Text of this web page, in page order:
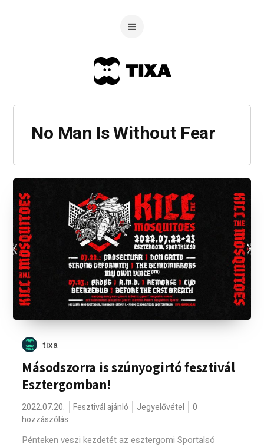
No Man Is Without Fear
tixa
Másodszorra is szúnyogirtó fesztivál
Esztergomban!
2022.07.20. Fesztivál ajánló Jegyelővétel
0
hozzászólás
Pénteken veszi kezdetét az esztergomi Sportalsó